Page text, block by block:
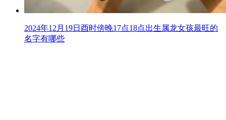
2024年12月19日酉时傍晚17点18点出生属龙女孩最旺的
名字有哪些